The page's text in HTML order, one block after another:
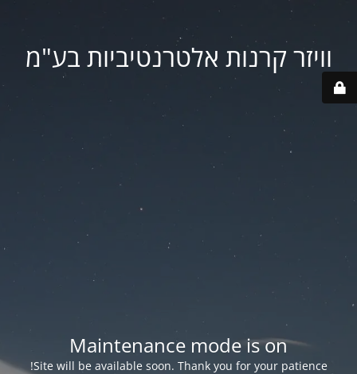
וויזר קרנות אלטרנטיביות בע"מ
Maintenance mode is on
Site will be available soon. Thank you for your patience!